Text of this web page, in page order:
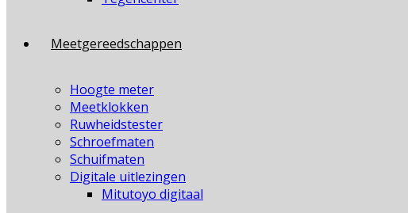
Meetgereedschappen
Hoogte meter
Meetklokken
Ruwheidstester
Schroefmaten
Schuifmaten
Digitale uitlezingen
Mitutoyo digitaal